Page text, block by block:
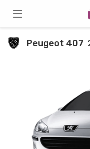
Peugeot 407